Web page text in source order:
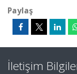
Paylaş
İletişim